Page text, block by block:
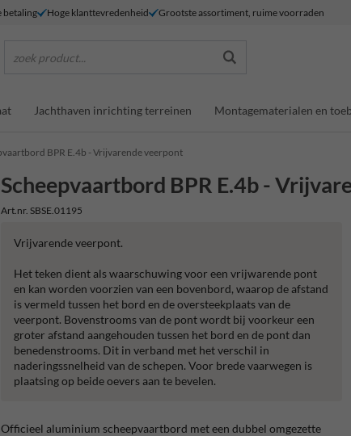
betaling Hoge klanttevredenheid Grootste assortiment, ruime voorraden
zoek product...
Jachthaven inrichting terreinen Montagematerialen en
BPR E.4b - Vrijvarende veerpont
Scheepvaartbord BPR E.4b -
Art.nr. SBSE.01195
Vrijvarende veerpont.
Het teken dient als waarschuwing voor een vrijwarende pont
en kan worden voorzien van een bovenbord, waarop de afstand
is vermeld tussen het bord en de oversteekplaats van de
veerpont. Bovenstrooms van de pont wordt bij voorkeur een
groter afstand aangehouden tussen het bord en de pont dan
benedenstrooms. Dit in verband met het verschil in
naderingssnelheid van de schepen. Voor brede vaarwegen is
plaatsing op beide oevers aan te bevelen.
Officieel aluminium scheepvaartbord met een dubbel omgezette